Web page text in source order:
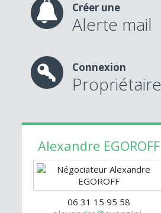
Créer une
Alerte mail
Connexion
Propriétaire
Alexandre EGOROFF
06 31 15 95 58